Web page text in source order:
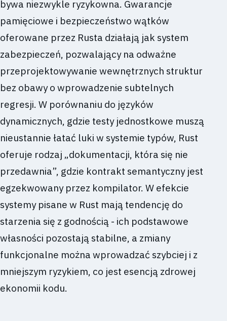
bywa niezwykle ryzykowna. Gwarancje
pamięciowe i bezpieczeństwo wątków
oferowane przez Rusta działają jak system
zabezpieczeń, pozwalający na odważne
przeprojektowywanie wewnętrznych struktur
bez obawy o wprowadzenie subtelnych
regresji. W porównaniu do języków
dynamicznych, gdzie testy jednostkowe muszą
nieustannie łatać luki w systemie typów, Rust
oferuje rodzaj „dokumentacji, która się nie
przedawnia”, gdzie kontrakt semantyczny jest
egzekwowany przez kompilator. W efekcie
systemy pisane w Rust mają tendencję do
starzenia się z godnością - ich podstawowe
własności pozostają stabilne, a zmiany
funkcjonalne można wprowadzać szybciej i z
mniejszym ryzykiem, co jest esencją zdrowej
ekonomii kodu.